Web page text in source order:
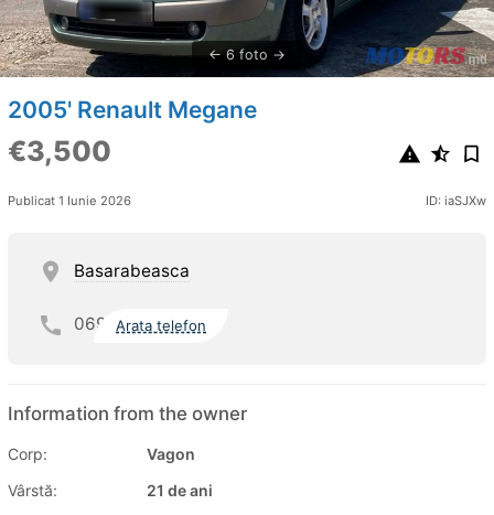
6 foto
2005' Renault Megane
€3,500
Publicat 1 Iunie 2026 ID: iaSJXw
Basarabeasca
069 Arata telefon
Information from the owner
Corp:
Vagon
Vârstă:
21 de ani